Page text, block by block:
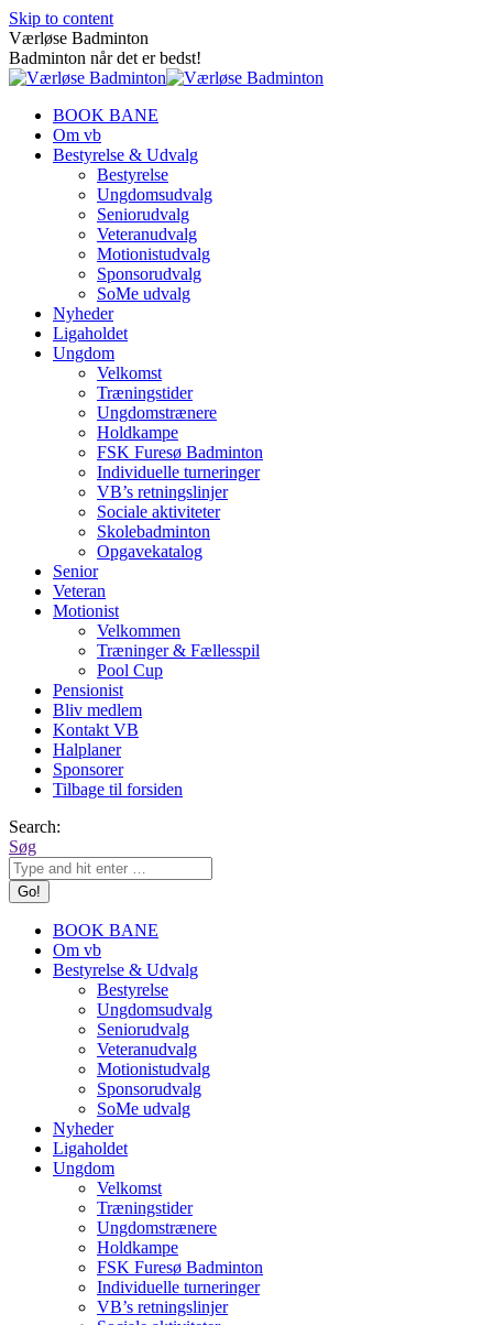
Skip to content
Værløse Badminton
Badminton når det er bedst!
BOOK BANE
Om vb
Bestyrelse & Udvalg
Bestyrelse
Ungdomsudvalg
Seniorudvalg
Veteranudvalg
Motionistudvalg
Sponsorudvalg
SoMe udvalg
Nyheder
Ligaholdet
Ungdom
Velkomst
Træningstider
Ungdomstrænere
Holdkampe
FSK Furesø Badminton
Individuelle turneringer
VB’s retningslinjer
Sociale aktiviteter
Skolebadminton
Opgavekatalog
Senior
Veteran
Motionist
Velkommen
Træninger & Fællesspil
Pool Cup
Pensionist
Bliv medlem
Kontakt VB
Halplaner
Sponsorer
Tilbage til forsiden
Search:
Søg
BOOK BANE
Om vb
Bestyrelse & Udvalg
Bestyrelse
Ungdomsudvalg
Seniorudvalg
Veteranudvalg
Motionistudvalg
Sponsorudvalg
SoMe udvalg
Nyheder
Ligaholdet
Ungdom
Velkomst
Træningstider
Ungdomstrænere
Holdkampe
FSK Furesø Badminton
Individuelle turneringer
VB’s retningslinjer